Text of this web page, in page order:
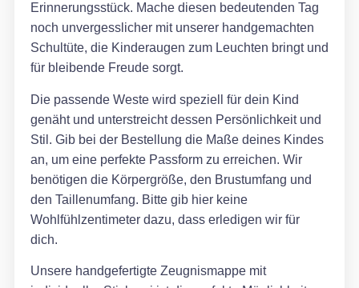
Erinnerungsstück. Mache diesen bedeutenden Tag
noch unvergesslicher mit unserer handgemachten
Schultüte, die Kinderaugen zum Leuchten bringt und
für bleibende Freude sorgt.
Die passende Weste wird speziell für dein Kind
genäht und unterstreicht dessen Persönlichkeit und
Stil. Gib bei der Bestellung die Maße deines Kindes
an, um eine perfekte Passform zu erreichen. Wir
benötigen die Körpergröße, den Brustumfang und
den Taillenumfang. Bitte gib hier keine
Wohlfühlzentimeter dazu, dass erledigen wir für
dich.
Unsere handgefertigte Zeugnismappe mit